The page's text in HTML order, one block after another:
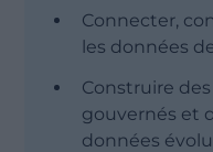
Connecter,
les données
Construire
gouvernés et
données